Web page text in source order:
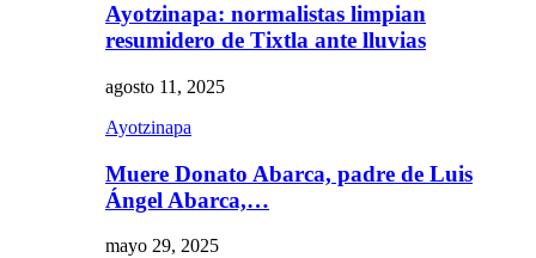
Ayotzinapa: normalistas limpian
resumidero de Tixtla ante lluvias
agosto 11, 2025
Ayotzinapa
Muere Donato Abarca, padre de Luis
Ángel Abarca,…
mayo 29, 2025